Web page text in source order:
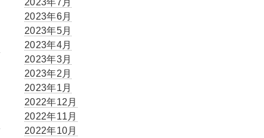
2023年7月
2023年6月
2023年5月
2023年4月
2023年3月
2023年2月
2023年1月
2022年12月
2022年11月
2022年10月